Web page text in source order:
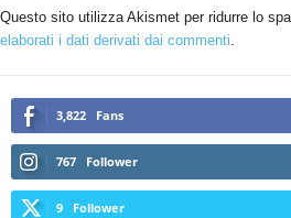
Questo sito utilizza Akismet per ridurre lo
elaborati i dati derivati dai commenti.
3,822 Fans
767 Follower
9 Follower